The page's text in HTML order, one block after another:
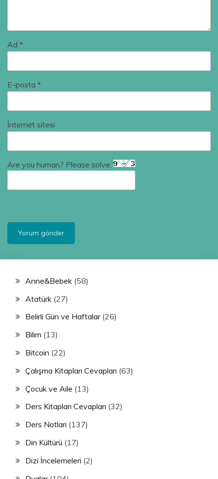
Ad *
E-posta *
İnternet sitesi
Are you human? Please solve:
Anne&Bebek (58)
Atatürk (27)
Belirli Gün ve Haftalar(26)
Bilim (13)
Bitcoin (22)
Çalışma Kitapları Cevapları (63)
Çocuk ve Aile (13)
Ders Kitapları Cevapları (32)
Ders Notları (137)
Din Kültürü (17)
Dizi İncelemeleri (2)